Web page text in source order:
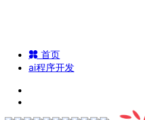
首页
ai程序开发